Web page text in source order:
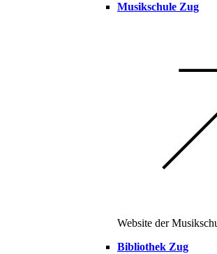
Musikschule Zug
Website der
Bibliothek Zug